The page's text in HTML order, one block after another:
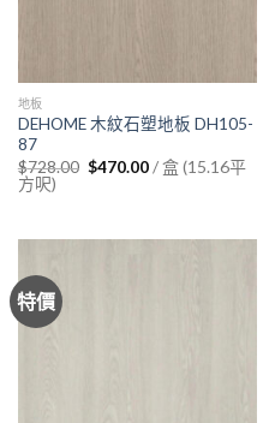
地板
DEHOME 木紋石塑地板 DH105-
87
$728.00 Original
price
$470.00Current
price
/ 盒 (15.16平
方呎)
特價